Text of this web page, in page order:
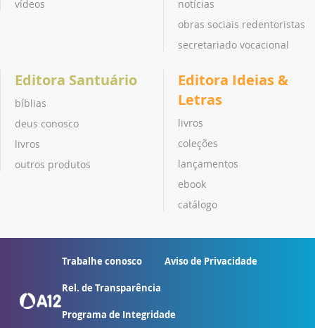
vídeos
notícias
obras sociais redentoristas
secretariado vocacional
Editora Santuário
bíblias
deus conosco
livros
outros produtos
Editora Ideias &
Letras
livros
coleções
lançamentos
ebook
catálogo
Trabalhe conosco Aviso de Privacidade
Rel. de Transparência
Programa de Integridade